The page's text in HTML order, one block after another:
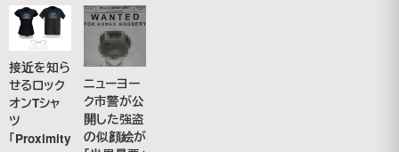
接近を知ら
せるロック
オンTシャ
ツ
「Proximity
ニューヨー
ク市警が公
開した強盗
の似顔絵が